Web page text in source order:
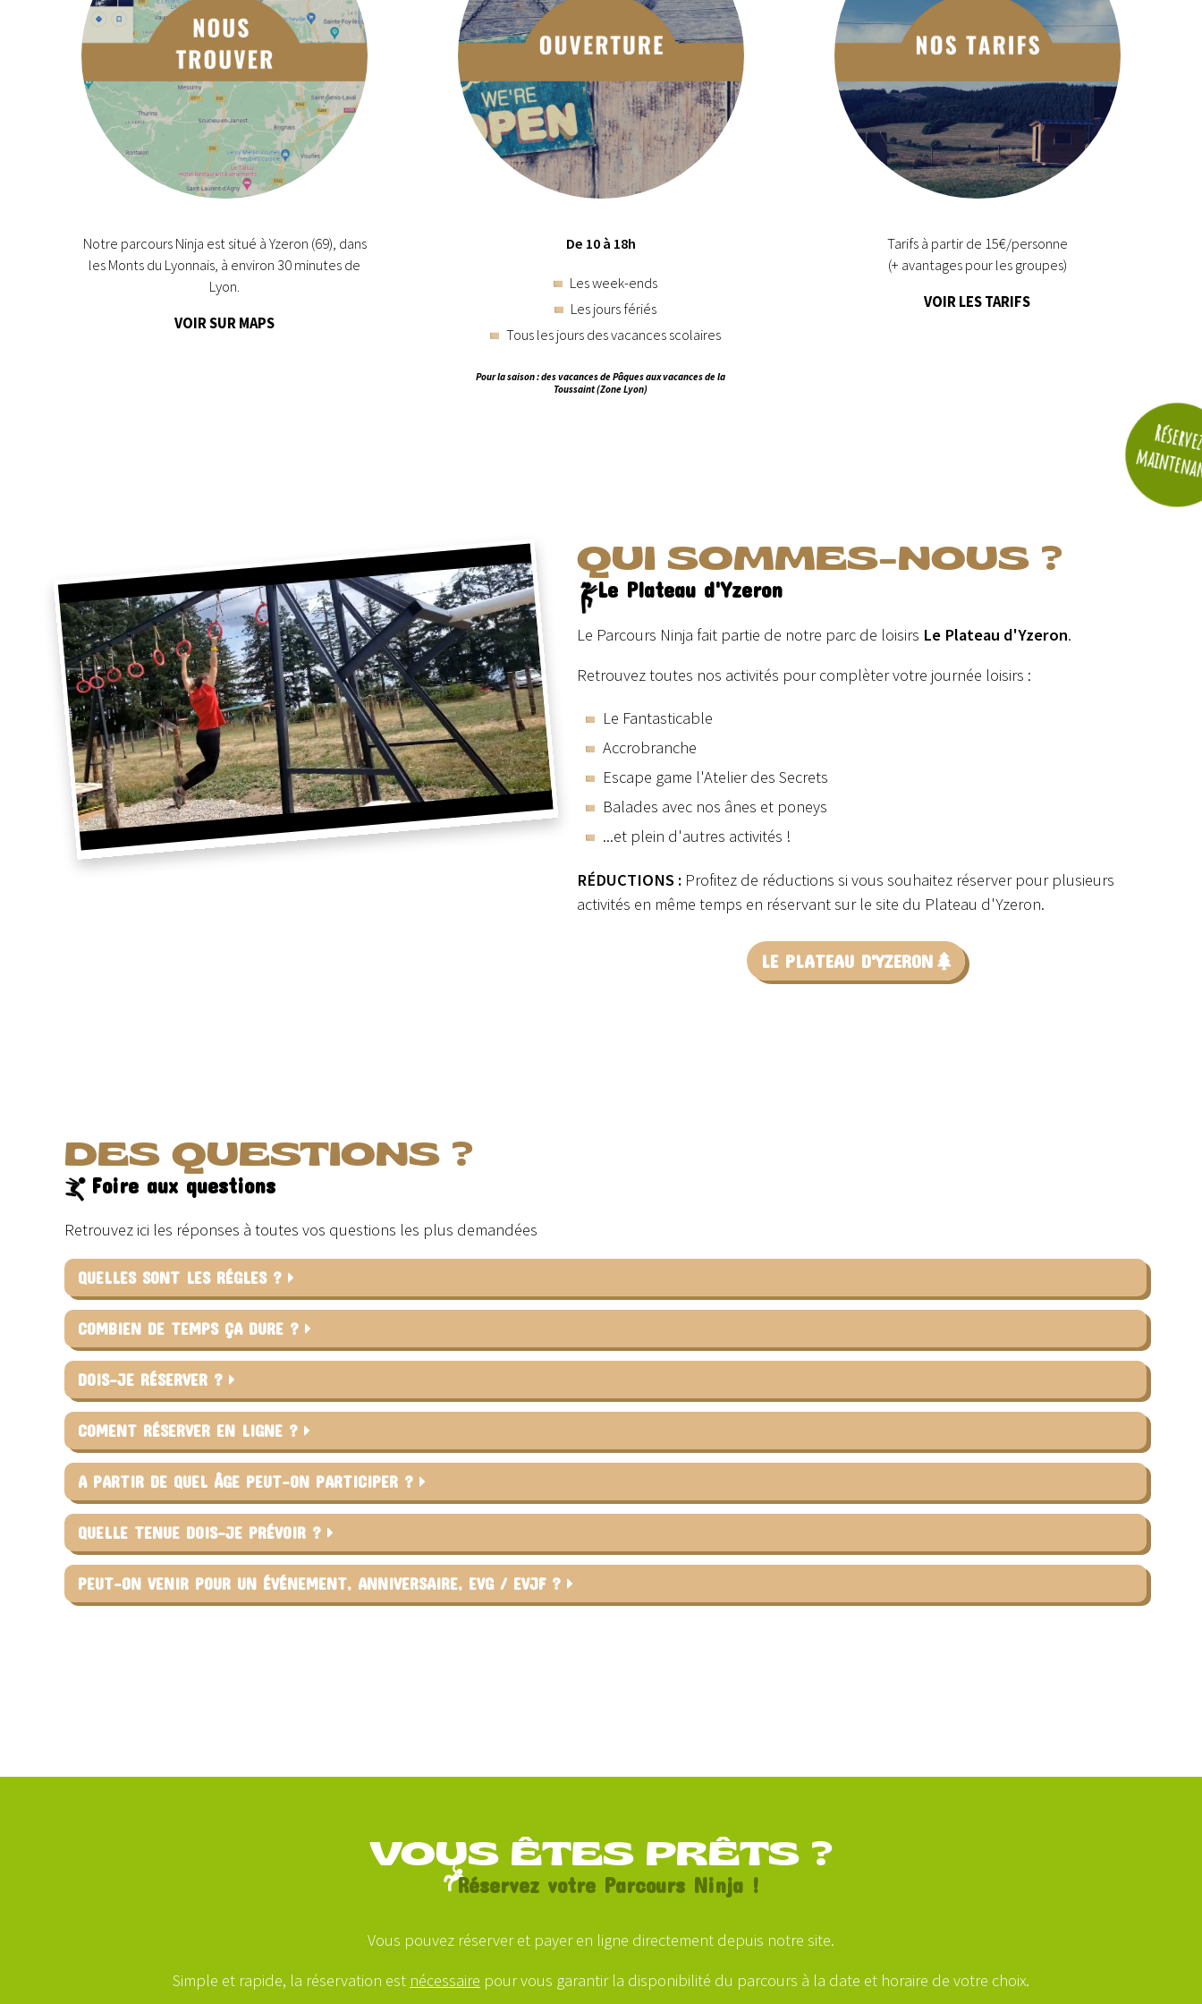
Notre parcours Ninja est situé à Yzeron (69), dans
les Monts du Lyonnais, à environ 30 minutes de
Lyon.
VOIR SUR MAPS
De 10 à 18h
Les week-ends
Les jours fériés
Tous les jours des vacances scolaires
Pour la saison : des vacances de Pâques aux vacances de la
Toussaint (Zone Lyon)
Tarifs à partir de 15€/personne
(+ avantages pour les groupes)
VOIR LES TARIFS
QUI SOMMES-NOUS ?
Le Plateau d'Yzeron
Le Parcours Ninja fait partie de notre parc de loisirs Le Plateau d'Yzeron.
Retrouvez toutes nos activités pour complèter votre journée loisirs :
Le Fantasticable
Accrobranche
Escape game l'Atelier des Secrets
Balades avec nos ânes et poneys
...et plein d'autres activités !
RÉDUCTIONS : Profitez de réductions si vous souhaitez réserver pour plusieurs
activités en même temps en réservant sur le site du Plateau d'Yzeron.
LE PLATEAU D'YZERON
DES QUESTIONS ?
Foire aux questions
Retrouvez ici les réponses à toutes vos questions les plus demandées
QUELLES SONT LES RÉGLES ?
COMBIEN DE TEMPS ÇA DURE ?
DOIS-JE RÉSERVER ?
COMENT RÉSERVER EN LIGNE ?
A PARTIR DE QUEL ÂGE PEUT-ON PARTICIPER ?
QUELLE TENUE DOIS-JE PRÉVOIR ?
PEUT-ON VENIR POUR UN ÉVÉNEMENT, ANNIVERSAIRE, EVG / EVJF ?
VOUS ÊTES PRÊTS ?
Réservez votre Parcours Ninja !
Vous pouvez réserver et payer en ligne directement depuis notre site.
Simple et rapide, la réservation est nécessaire pour vous garantir la disponibilité du parcours à la date et horaire de votre choix.